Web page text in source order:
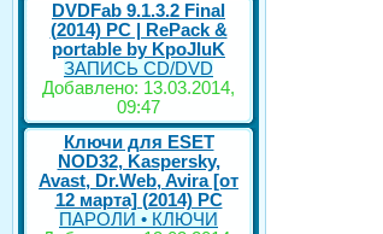
DVDFab 9.1.3.2 Final
(2014) PC | RePack &
portable by KpoJIuK
ЗАПИСЬ CD/DVD
Добавлено: 13.03.2014,
09:47
Ключи для ESET
NOD32, Kaspersky,
Avast, Dr.Web, Avira [от
12 марта] (2014) PC
ПАРОЛИ • КЛЮЧИ